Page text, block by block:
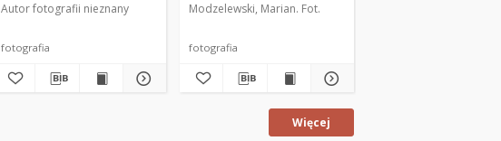
Autor fotografii nieznany
fotografia
Modzelewski, Marian. Fot.
fotografia
Więcej